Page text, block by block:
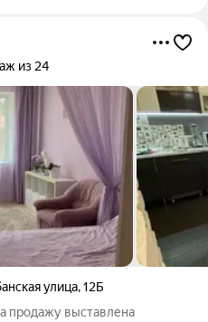
из 24
улица,12Б
продажу выставлена